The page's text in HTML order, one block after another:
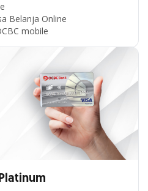
Belanja Online
mobile